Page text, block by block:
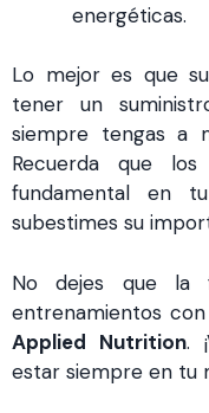
energéticas.
Lo mejor es que
tener un
siempre tengas a
Recuerda que
fundamental en
subestimes su
No dejes que la
entrenamientos
Applied Nutrition.
estar siempre en tu